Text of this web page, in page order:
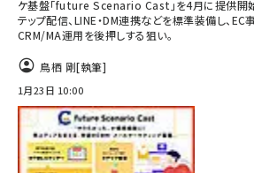
ケ基盤「future Scenario Cast」を4月に提供開
テップ配信、LINE・DM連携などを標準装備し、
CRM/MA運用を後押しする狙い。
鳥栖 剛[執筆]
1月23日 10:00